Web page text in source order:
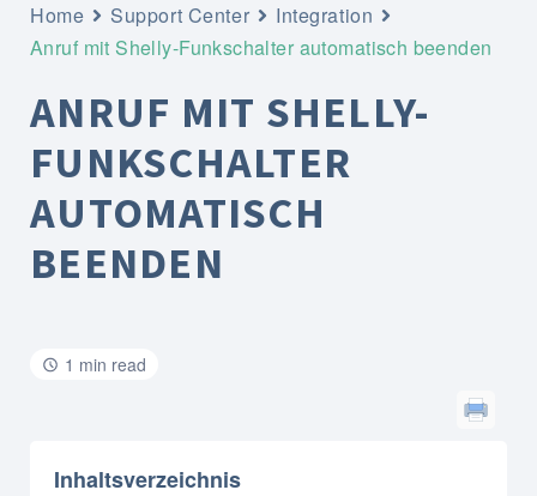
Home Support Center
Integration
Anruf mit Shelly-Funkschalter automatisch beenden
ANRUF MIT SHELLY-
FUNKSCHALTER
AUTOMATISCH
BEENDEN
1 min read
Inhaltsverzeichnis